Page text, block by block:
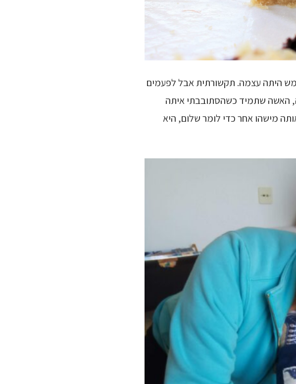
היתה עצמה. תקשורתית אבל לפעמים
האשה שתמיד כשהסתובבתי איתה
מישהו אחר כדי לומר שלום, היא